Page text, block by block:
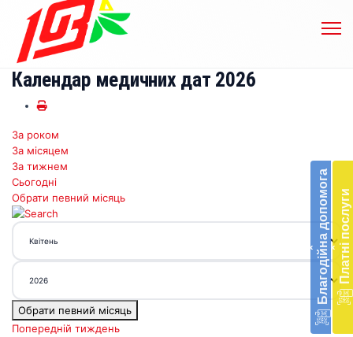
‹ Благодійна допомогав
‹ Платні послуги
Календар медичних дат 2026
За роком
За місяцем
За тижнем
Сьогодні
Обрати певний місяць
Обрати певний місяць
Попередній тиждень